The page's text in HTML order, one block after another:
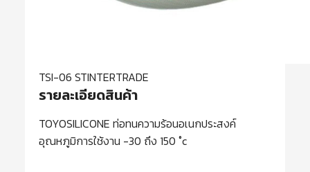
TSI-06 STINTERTRADE
รายละเอียดสินค้า
TOYOSILICONE ท่อทนความร้อนอเนกประสงค์
อุณหภูมิการใช้งาน -30 ถึง 150 ˚c